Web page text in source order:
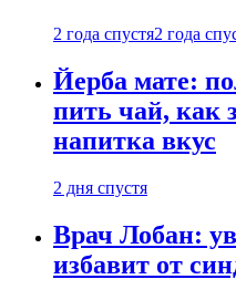
2 года спустя2 года
Йерба мате:
пить чай, как
напитка вкус
2 дня спустя
Врач Лобан:
избавит от